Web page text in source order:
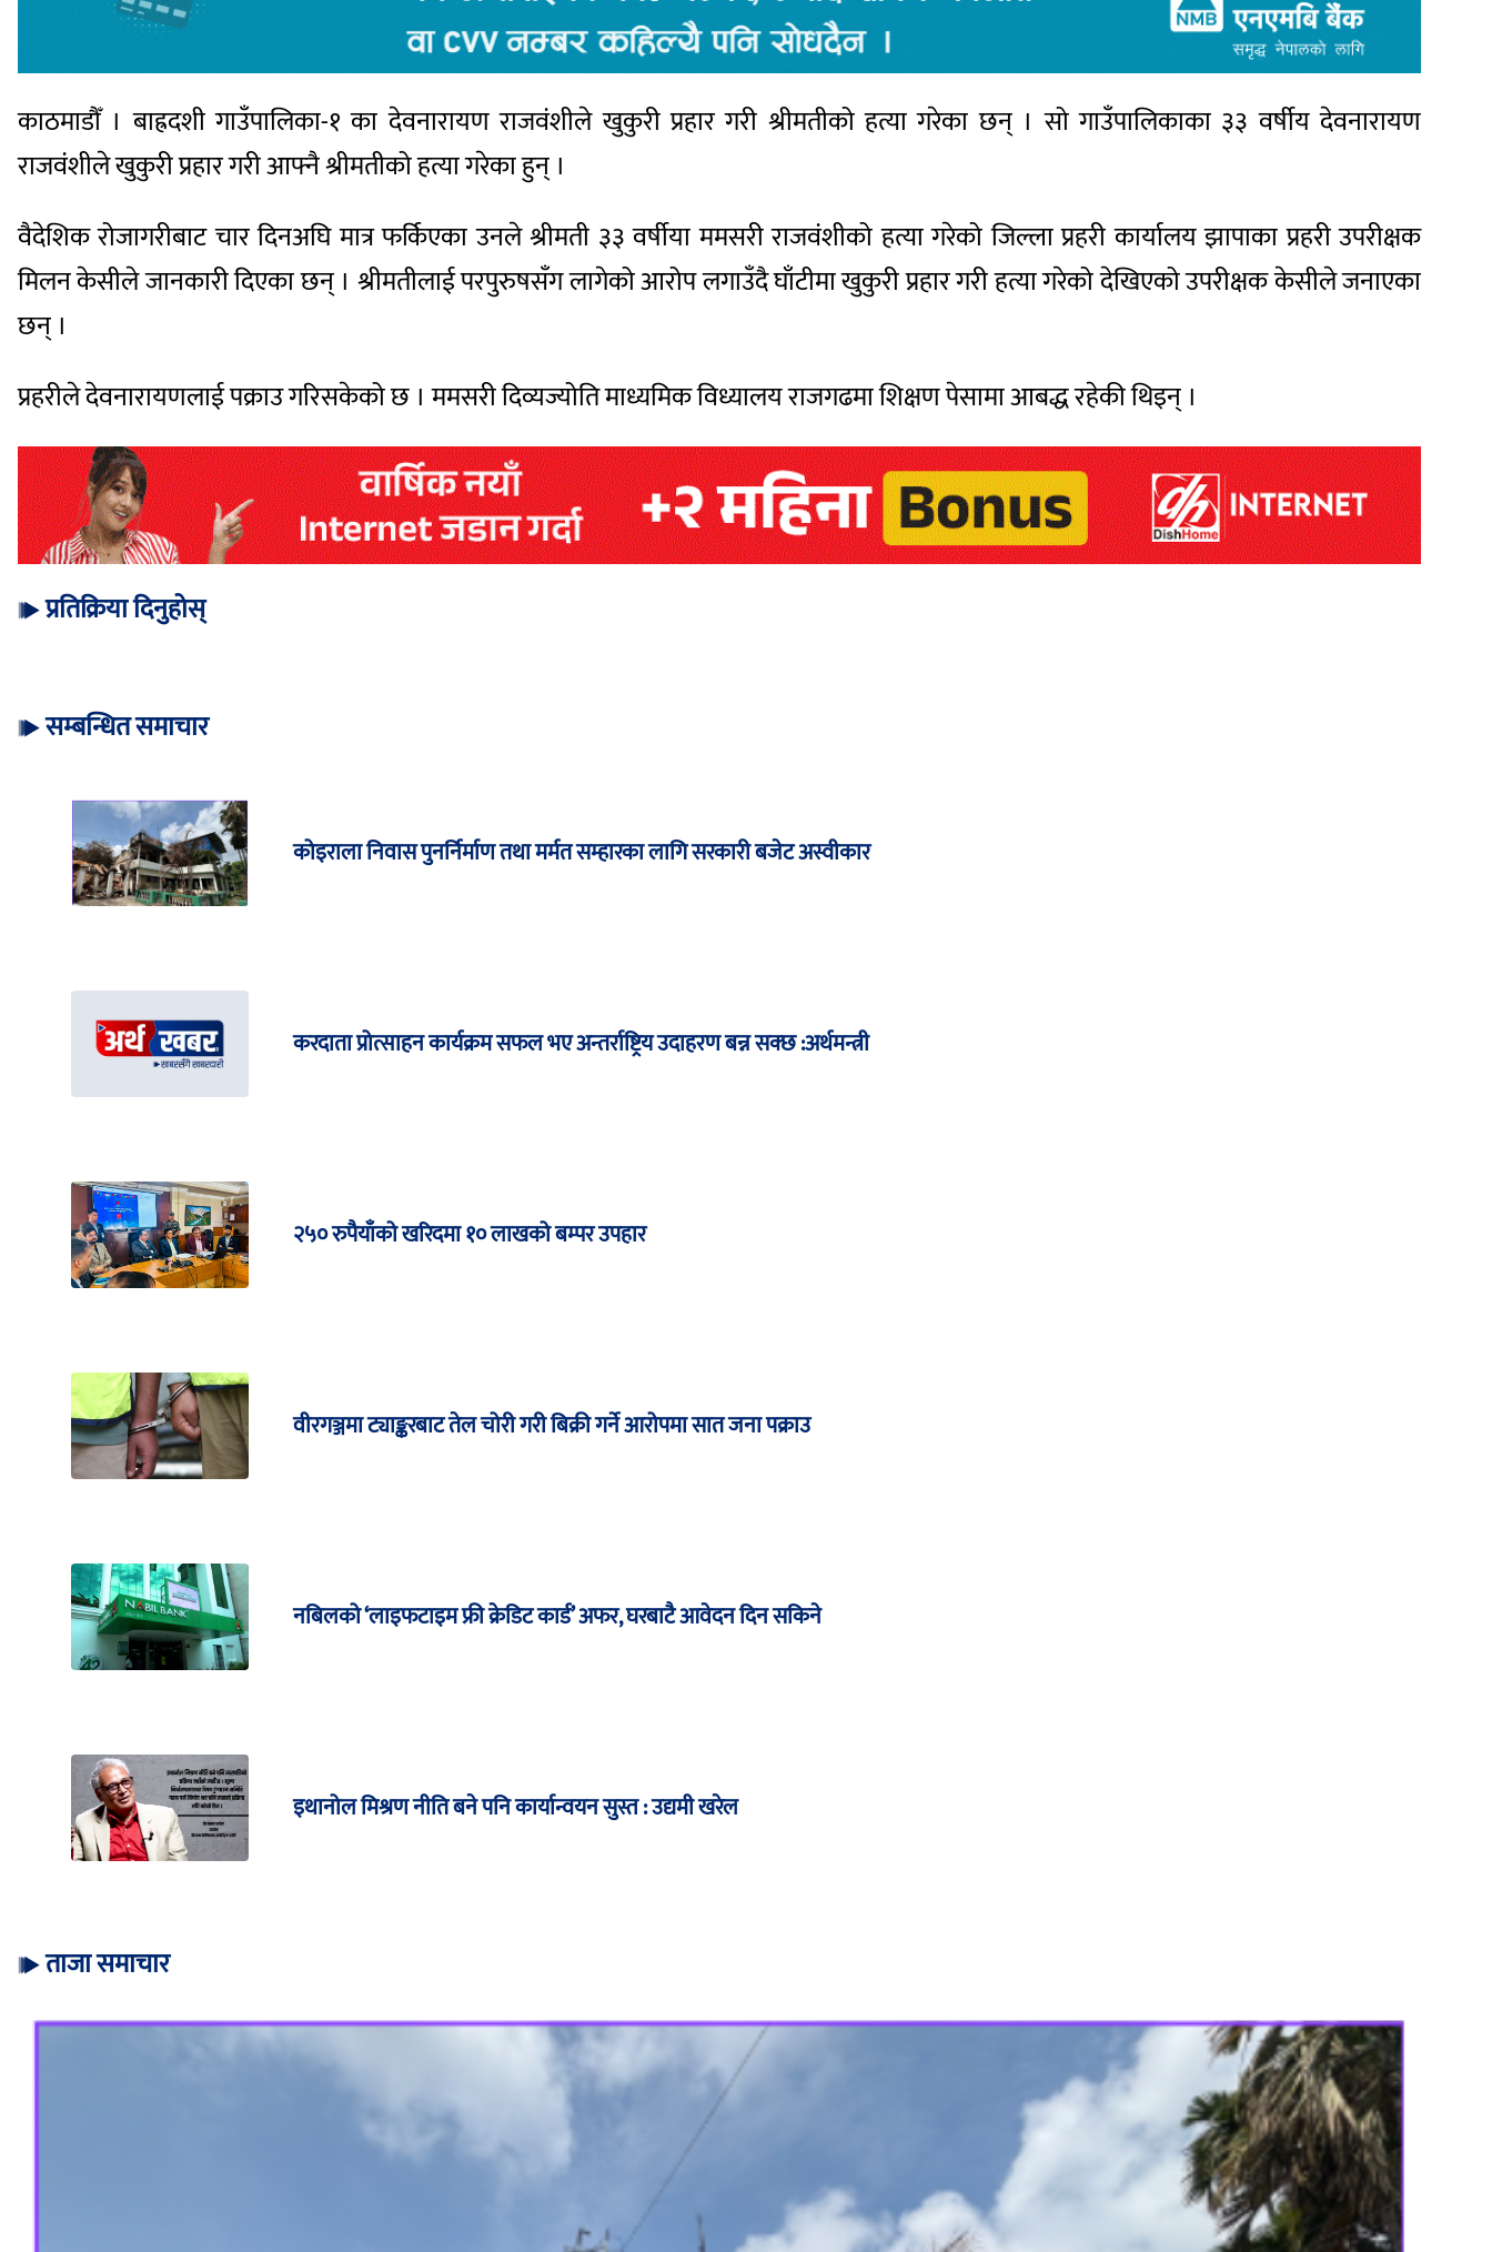
काठमाडौँ । बाह्रदशी गाउँपालिका-१ का देवनारायण राजवंशीले खुकुरी प्रहार गरी श्रीमतीको हत्या गरेका छन् । सो गाउँपालिकाका ३३ वर्षीय देवनारायण
राजवंशीले खुकुरी प्रहार गरी आफ्नै श्रीमतीको हत्या गरेका हुन् ।
वैदेशिक रोजागरीबाट चार दिनअघि मात्र फर्किएका उनले श्रीमती ३३ वर्षीया ममसरी राजवंशीको हत्या गरेको जिल्ला प्रहरी कार्यालय झापाका प्रहरी उपरीक्षक
मिलन केसीले जानकारी दिएका छन् । श्रीमतीलाई परपुरुषसँग लागेको आरोप लगाउँदै घाँटीमा खुकुरी प्रहार गरी हत्या गरेको देखिएको उपरीक्षक केसीले जनाएका
छन् ।
प्रहरीले देवनारायणलाई पक्राउ गरिसकेको छ । ममसरी दिव्यज्योति माध्यमिक विध्यालय राजगढमा शिक्षण पेसामा आबद्ध रहेकी थिइन् ।
प्रतिक्रिया दिनुहोस्
सम्बन्धित समाचार
कोइराला निवास पुनर्निर्माण तथा मर्मत सम्हारका लागि सरकारी बजेट अस्वीकार
करदाता प्रोत्साहन कार्यक्रम सफल भए अन्तर्राष्ट्रिय उदाहरण बन्न सक्छ :अर्थमन्त्री
२५० रुपैयाँको खरिदमा १० लाखको बम्पर उपहार
वीरगञ्जमा ट्याङ्करबाट तेल चोरी गरी बिक्री गर्ने आरोपमा सात जना पक्राउ
नबिलको ‘लाइफटाइम फ्री क्रेडिट कार्ड’ अफर, घरबाटै आवेदन दिन सकिने
इथानोल मिश्रण नीति बने पनि कार्यान्वयन सुस्त : उद्यमी खरेल
ताजा समाचार